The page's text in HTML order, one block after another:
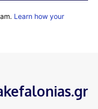
Learn how your